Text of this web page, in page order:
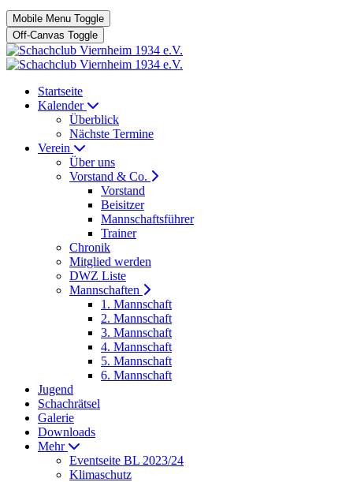
Mobile Menu Toggle
Off-Canvas Toggle
Startseite
Kalender
Überblick
Nächste Termine
Verein
Über uns
Vorstand & Co.
Vorstand
Beisitzer
Mannschaftsführer
Trainer
Chronik
Mitglied werden
DWZ Liste
Mannschaften
1. Mannschaft
2. Mannschaft
3. Mannschaft
4. Mannschaft
5. Mannschaft
6. Mannschaft
Jugend
Schachrätsel
Galerie
Downloads
Mehr
Eventseite BL 2023/24
Klimaschutz